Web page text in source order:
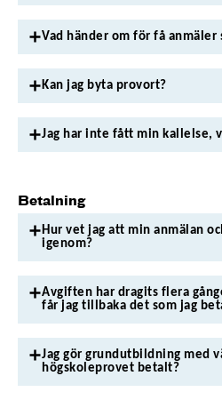
Vad händer om för få
Kan jag byta provort?
Jag har inte fått min kallelse,
Betalning
Hur vet jag att min anmälan
igenom?
Avgiften har dragits flera
får jag tillbaka det som jag
Jag gör grundutbildning med
högskoleprovet betalt?